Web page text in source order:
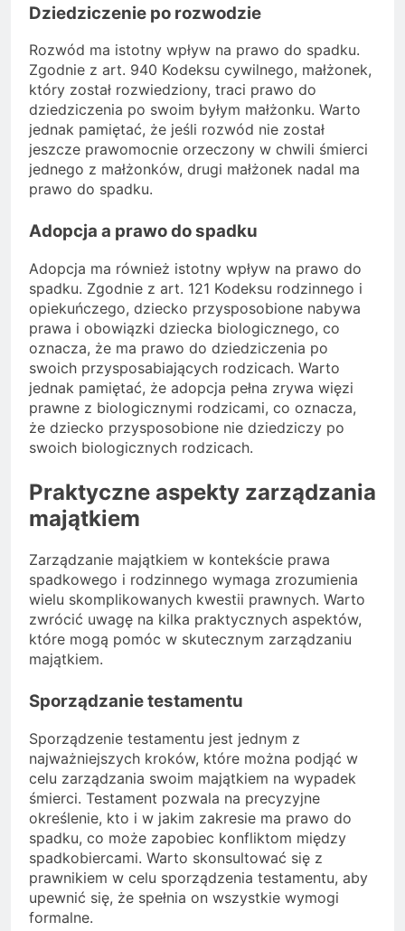
Dziedziczenie po rozwodzie
Rozwód ma istotny wpływ na prawo do spadku.
Zgodnie z art. 940 Kodeksu cywilnego, małżonek,
który został rozwiedziony, traci prawo do
dziedziczenia po swoim byłym małżonku. Warto
jednak pamiętać, że jeśli rozwód nie został
jeszcze prawomocnie orzeczony w chwili śmierci
jednego z małżonków, drugi małżonek nadal ma
prawo do spadku.
Adopcja a prawo do spadku
Adopcja ma również istotny wpływ na prawo do
spadku. Zgodnie z art. 121 Kodeksu rodzinnego i
opiekuńczego, dziecko przysposobione nabywa
prawa i obowiązki dziecka biologicznego, co
oznacza, że ma prawo do dziedziczenia po
swoich przysposabiających rodzicach. Warto
jednak pamiętać, że adopcja pełna zrywa więzi
prawne z biologicznymi rodzicami, co oznacza,
że dziecko przysposobione nie dziedziczy po
swoich biologicznych rodzicach.
Praktyczne aspekty zarządzania
majątkiem
Zarządzanie majątkiem w kontekście prawa
spadkowego i rodzinnego wymaga zrozumienia
wielu skomplikowanych kwestii prawnych. Warto
zwrócić uwagę na kilka praktycznych aspektów,
które mogą pomóc w skutecznym zarządzaniu
majątkiem.
Sporządzanie testamentu
Sporządzenie testamentu jest jednym z
najważniejszych kroków, które można podjąć w
celu zarządzania swoim majątkiem na wypadek
śmierci. Testament pozwala na precyzyjne
określenie, kto i w jakim zakresie ma prawo do
spadku, co może zapobiec konfliktom między
spadkobiercami. Warto skonsultować się z
prawnikiem w celu sporządzenia testamentu, aby
upewnić się, że spełnia on wszystkie wymogi
formalne.